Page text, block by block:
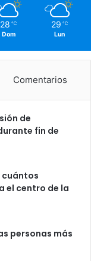
28 ℃
Dom
29 ℃
Lun
Comentarios
de
fin de
cuántos
el centro de la
personas más